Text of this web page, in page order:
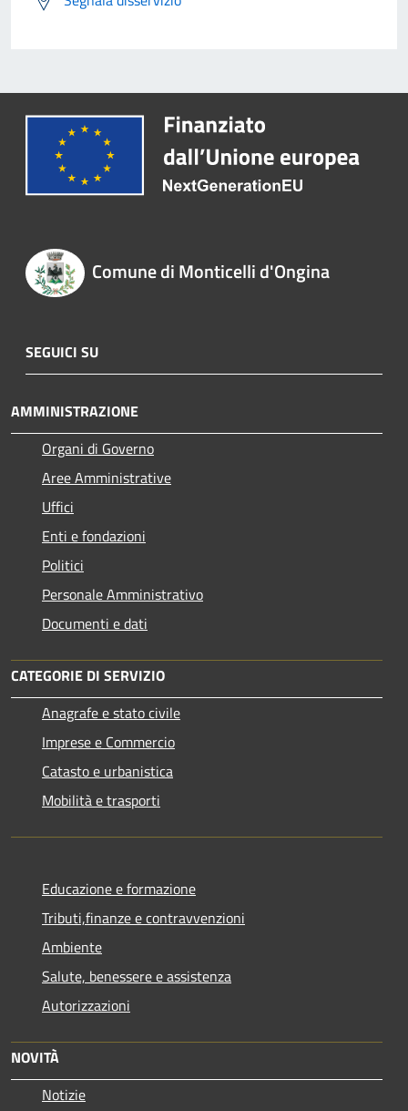
Comune di Monticelli d'Ongina
SEGUICI SU
AMMINISTRAZIONE
Organi di Governo
Aree Amministrative
Uffici
Enti e fondazioni
Politici
Personale Amministrativo
Documenti e dati
CATEGORIE DI SERVIZIO
Anagrafe e stato civile
Imprese e Commercio
Catasto e urbanistica
Mobilità e trasporti
Educazione e formazione
Tributi,finanze e contravvenzioni
Ambiente
Salute, benessere e assistenza
Autorizzazioni
NOVITÀ
Notizie